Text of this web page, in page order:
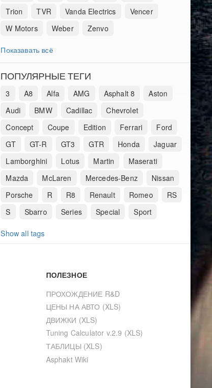
Trion
TVR Vanda Electrics
Vencer
W Motors
Weber Zenvo
Показавать всё
ПОПУЛЯРНЫЕ ТЕГИ
3 A8 Alfa AMG Asphalt 8
Aston
Audi
BMW Cadillac
Chevrolet
Concept
Coupe Edition Ferrari
Ford
GT
GT-R GT3 GTR Honda
Jaguar
Lamborghini
Lotus Martin
Maserati
Mazda
McLaren Mercedes-Benz
Nissan
Porsche
R R8 Renault Romeo
RS
S
Sbarro Series Special Sport
Show all tags
ПОЛЕЗНОЕ
ПРОХОЖДЕНИЕ R&D
ЦЕНЫ НА АВТО (XLS)
ДВИЖКИ (XLS)
Tuning Calculator v.2.9 (XLS)
ТАБЛИЦЫ (XLS)
Asphakt Wiki